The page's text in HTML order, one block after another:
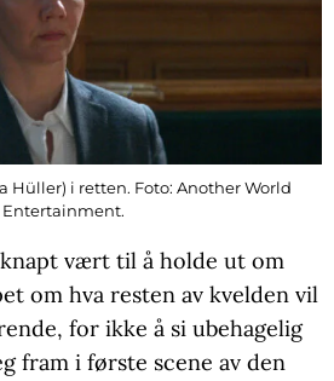
Hüller) i retten. Foto: Another World
Entertainment.
vært til å holde ut om
om hva resten av kvelden vil
for ikke å si ubehagelig
fram i første scene av den